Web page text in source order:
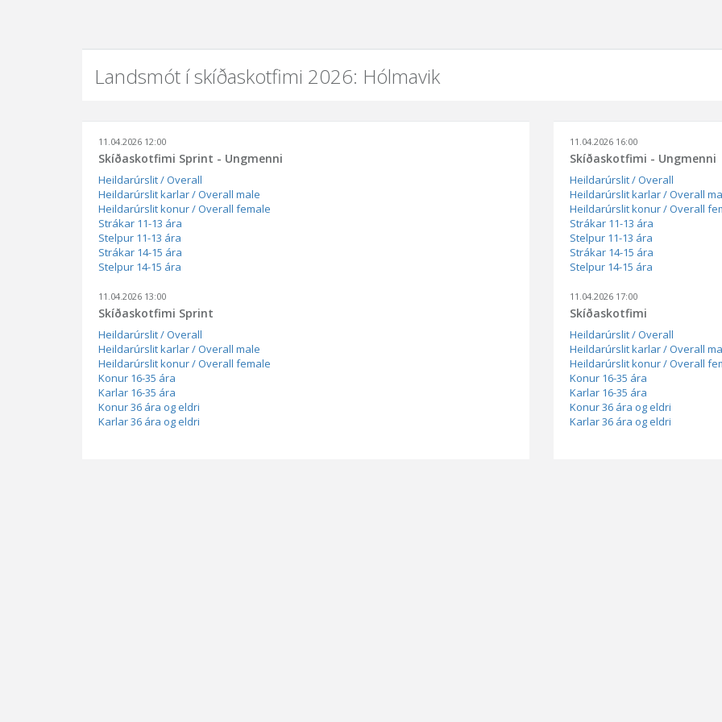
Landsmót í skíðaskotfimi 2026: Hólmavik
11.04.2026 12:00
Skíðaskotfimi Sprint - Ungmenni
Heildarúrslit / Overall
Heildarúrslit karlar / Overall male
Heildarúrslit konur / Overall female
Strákar 11-13 ára
Stelpur 11-13 ára
Strákar 14-15 ára
Stelpur 14-15 ára
11.04.2026 13:00
Skíðaskotfimi Sprint
Heildarúrslit / Overall
Heildarúrslit karlar / Overall male
Heildarúrslit konur / Overall female
Konur 16-35 ára
Karlar 16-35 ára
Konur 36 ára og eldri
Karlar 36 ára og eldri
11.04.2026 16:00
Skíðaskotfimi - Ungmenni
Heildarúrslit / Overall
Heildarúrslit karlar / Overall
Heildarúrslit konur / Overall
Strákar 11-13 ára
Stelpur 11-13 ára
Strákar 14-15 ára
Stelpur 14-15 ára
11.04.2026 17:00
Skíðaskotfimi
Heildarúrslit / Overall
Heildarúrslit karlar / Overall
Heildarúrslit konur / Overall
Konur 16-35 ára
Karlar 16-35 ára
Konur 36 ára og eldri
Karlar 36 ára og eldri